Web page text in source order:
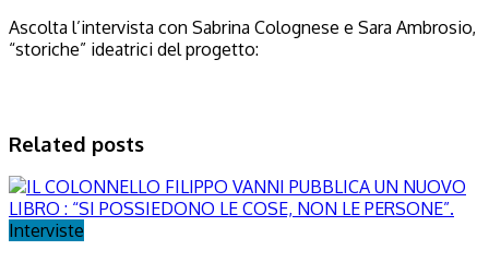
Ascolta l’intervista con Sabrina Colognese e Sara Ambrosio,
“storiche” ideatrici del progetto:
Related posts
Interviste